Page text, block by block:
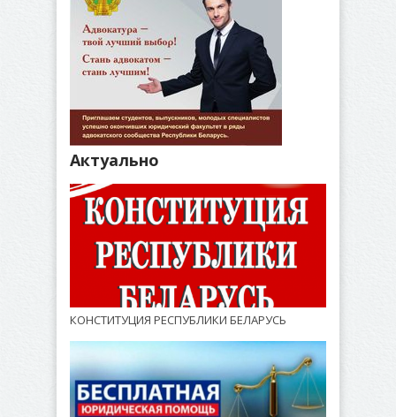
Актуально
КОНСТИТУЦИЯ РЕСПУБЛИКИ БЕЛАРУСЬ